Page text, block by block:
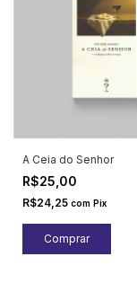
A Ceia do Senhor
R$25,00
R$24,25 com Pix